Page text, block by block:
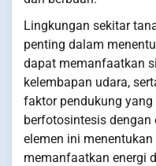
Lingkungan sekitar
penting dalam
dapat memanfaatkan
kelembapan udara,
faktor pendukung
berfotosintesis dengan
elemen ini
memanfaatkan energi